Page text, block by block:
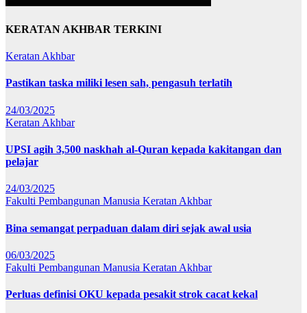
KERATAN AKHBAR TERKINI
Keratan Akhbar
Pastikan taska miliki lesen sah, pengasuh terlatih
24/03/2025
Keratan Akhbar
UPSI agih 3,500 naskhah al-Quran kepada kakitangan dan
pelajar
24/03/2025
Fakulti Pembangunan Manusia Keratan Akhbar
Bina semangat perpaduan dalam diri sejak awal usia
06/03/2025
Fakulti Pembangunan Manusia Keratan Akhbar
Perluas definisi OKU kepada pesakit strok cacat kekal